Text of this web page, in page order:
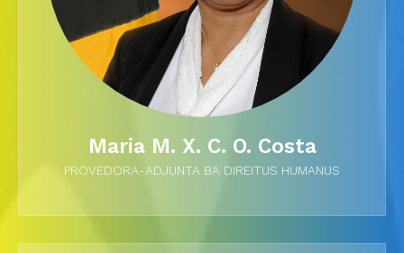
Maria M. X. C. O. Costa
PROVEDORA-ADJUNTA BA DIREITUS HUMANUS